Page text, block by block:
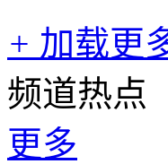
+ 加载更
频道热点
更多